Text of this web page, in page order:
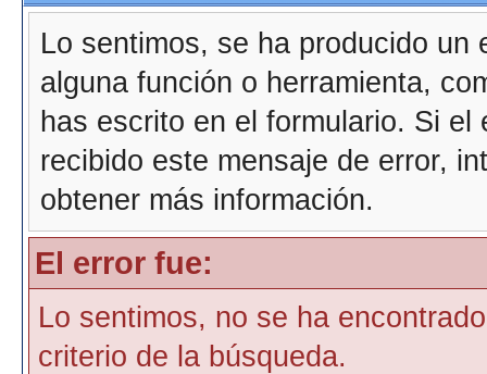
Lo sentimos, se ha producido
alguna función o herramienta,
has escrito en el formulario. Si
recibido este mensaje de error,
obtener más información.
El error fue:
Lo sentimos, no se ha
criterio de la búsqueda.